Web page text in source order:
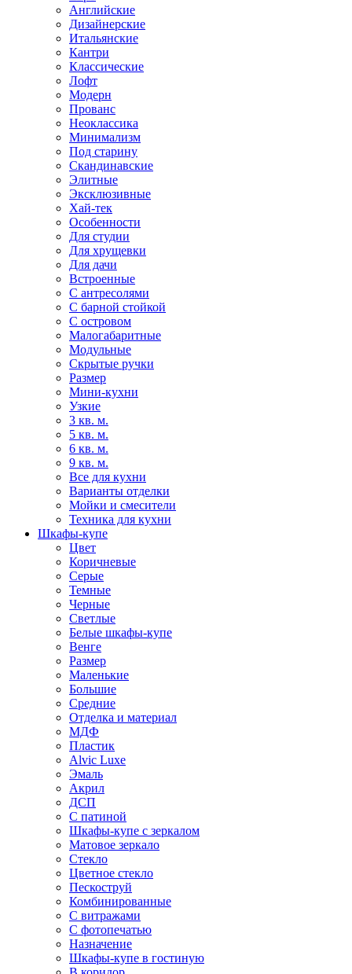
Английские
Дизайнерские
Итальянские
Кантри
Классические
Лофт
Модерн
Прованс
Неоклассика
Минимализм
Под старину
Скандинавские
Элитные
Эксклюзивные
Хай-тек
Особенности
Для студии
Для хрущевки
Для дачи
Встроенные
С антресолями
С барной стойкой
С островом
Малогабаритные
Модульные
Скрытые ручки
Размер
Мини-кухни
Узкие
3 кв. м.
5 кв. м.
6 кв. м.
9 кв. м.
Все для кухни
Варианты отделки
Мойки и смесители
Техника для кухни
Шкафы-купе
Цвет
Коричневые
Серые
Темные
Черные
Светлые
Белые шкафы-купе
Венге
Размер
Маленькие
Большие
Средние
Отделка и материал
МДФ
Пластик
Alvic Luxe
Эмаль
Акрил
ДСП
С патиной
Шкафы-купе с зеркалом
Матовое зеркало
Стекло
Цветное стекло
Пескоструй
Комбинированные
С витражами
С фотопечатью
Назначение
Шкафы-купе в гостиную